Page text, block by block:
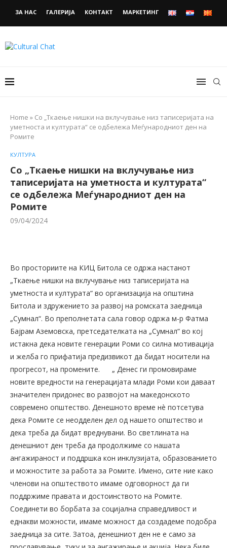
ЗА НАС ГАЛЕРИЈА КОНТАКТ МАРКЕТИНГ
Home » Со „Ткаење нишки на вклучување низ таписеријата на
уметноста и културата“ се одбележа Меѓународниот ден на
Ромите
КУЛТУРА
Со „Ткаење нишки на вклучување низ
таписеријата на уметноста и културата“
се одбележа Меѓународниот ден на
Ромите
09/04/2024
Во просториите на КИЦ Битола се одржа настанот
„Ткаење нишки на вклучување низ таписеријата на
уметноста и културата“ во организација на општина
Битола и здружението за развој на ромската заедница
„Сумнал“. Во преполнетата сала говор одржа м-р Фатма
Бајрам Аземовска, претседателката на „Сумнал“ во кој
истакна дека новите генерации Роми со силна мотивација
и желба го прифатија предизвикот да бидат носители на
прогресот, на промените.
„ Денес ги промовираме
новите вредности на генерацијата млади Роми кои даваат
значителен придонес во развојот на македонското
современо општество. Денешното време нè потсетува
дека Ромите се неодделен дел од нашето општество и
дека треба да бидат вреднувани. Во светлината на
денешниот ден треба да продолжиме со нашата
ангажираност и поддршка кон инклузијата, образованието
и можностите за работа за Ромите. Имено, сите ние како
членови на општеството имаме одговорност да ги
поддржиме правата и достоинството на Ромите.
Соединети во борбата за социјална справедливост и
еднакви можности, имаме можност да создадеме подобра
заедница за сите. Затоа, денешниот ден не е само за